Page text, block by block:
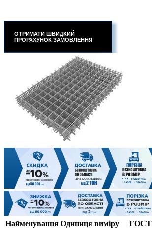
ОТРИМАТИ ШВИДКИЙ
ПРОРАХУНОК ЗАМОВЛЕННЯ
Найменування Одиниця виміру
ГОСТ